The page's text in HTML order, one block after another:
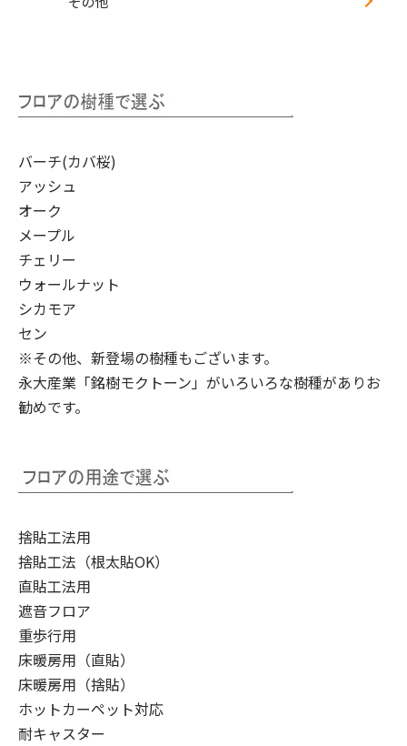
バーチ(カバ桜)
アッシュ
オーク
メープル
チェリー
ウォールナット
シカモア
セン
※その他、新登場の樹種もございます。
永大産業「銘樹モクトーン」 がいろいろな樹種がありお
勧めです。
捨貼工法用
捨貼工法（根太貼OK）
直貼工法用
遮音フロア
重歩行用
床暖房用（直貼）
床暖房用（捨貼）
ホットカーペット対応
耐キャスター